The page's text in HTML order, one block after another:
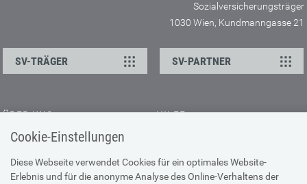
Cookie-Einstellungen
Diese Webseite verwendet Cookies für ein optimales Website-
Erlebnis und für die anonyme Analyse des Online-Verhaltens der
Sozialversicherungsträger
1030 Wien, Kundmanngasse 21
SV-TRÄGER SV-PARTNER
ÜBER UNS
Kontakt
Offene Stellen
Presse
HILFE
Browser-Info & Sicherheit
Hilfe zur Suche